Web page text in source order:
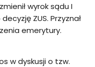
wyrok sądu I
ZUS. Przyznał
emerytury.
w dyskusji o tzw.